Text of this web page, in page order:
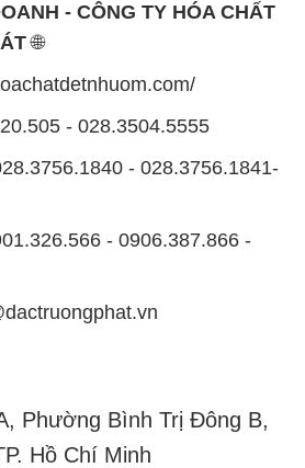
- CÔNG TY HÓA CHẤT
🌐
- 028.3504.5555
- 028.3756.1841-
- 0906.387.866 -
Phường Bình Trị Đông B,
Hồ Chí Minh